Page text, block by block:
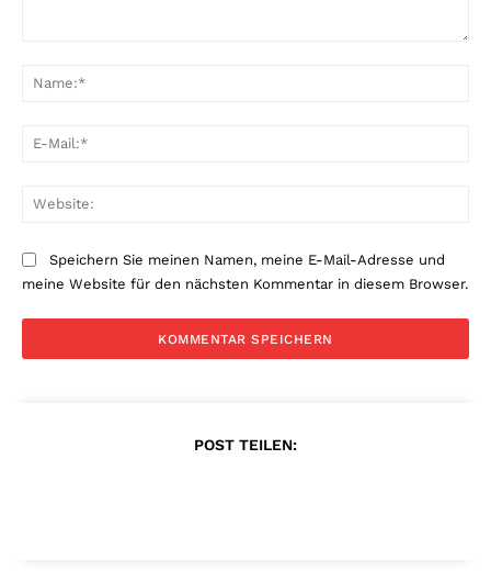
Speichern Sie meinen Namen, meine E-Mail-Adresse und
meine Website für den nächsten Kommentar in diesem Browser.
POST TEILEN: